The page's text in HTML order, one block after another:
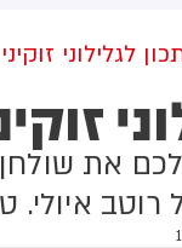
לגלילוני
את שולחן
איולי.